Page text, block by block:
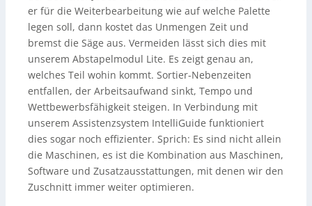
er für die Weiterbearbeitung wie auf welche Palette
legen soll, dann kostet das Unmengen Zeit und
bremst die Säge aus. Vermeiden lässt sich dies mit
unserem Abstapelmodul Lite. Es zeigt genau an,
welches Teil wohin kommt. Sortier-Nebenzeiten
entfallen, der Arbeitsaufwand sinkt, Tempo und
Wettbewerbsfähigkeit steigen. In Verbindung mit
unserem Assistenzsystem IntelliGuide funktioniert
dies sogar noch effizienter. Sprich: Es sind nicht allein
die Maschinen, es ist die Kombination aus Maschinen,
Software und Zusatzausstattungen, mit denen wir den
Zuschnitt immer weiter optimieren.